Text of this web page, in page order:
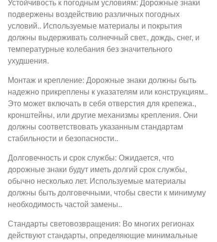
Устойчивость к погодным условиям: Дорожные знаки
подвержены воздействию различных погодных
условий.. Используемые материалы и покрытия
должны выдерживать солнечный свет., дождь, снег, и
температурные колебания без значительного
ухудшения.
Монтаж и крепление: Дорожные знаки должны быть
надежно прикреплены к указателям или конструкциям..
Это может включать в себя отверстия для крепежа.,
кронштейны, или другие механизмы крепления. Они
должны соответствовать указанным стандартам
стабильности и безопасности..
Долговечность и срок службы: Ожидается, что
дорожные знаки будут иметь долгий срок службы,
обычно несколько лет. Используемые материалы
должны быть долговечными, чтобы свести к минимуму
необходимость частой замены..
Стандарты световозвращения: Во многих регионах
действуют стандарты, определяющие минимальные